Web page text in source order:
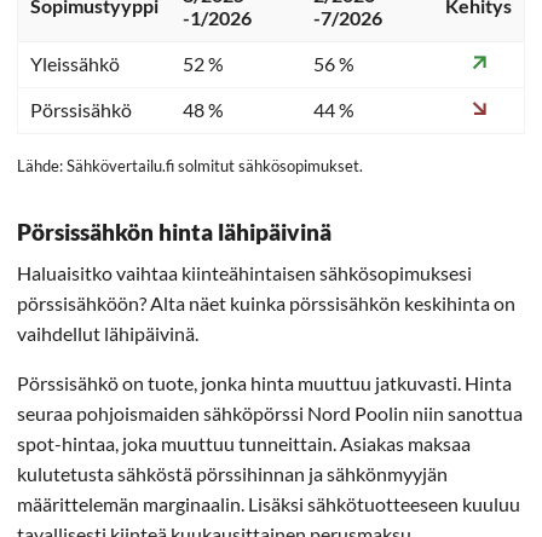
Sopimustyyppi
-1/2026
-7/2026
Kehitys
Yleissähkö 52 %
56 %
Pörssisähkö
48 % 44 %
Lähde: Sähkövertailu.fi solmitut sähkösopimukset.
Pörsissähkön hinta lähipäivinä
Haluaisitko vaihtaa kiinteähintaisen sähkösopimuksesi
pörssisähköön? Alta näet kuinka pörssisähkön keskihinta on
vaihdellut lähipäivinä.
Pörssisähkö on tuote, jonka hinta muuttuu jatkuvasti. Hinta
seuraa pohjoismaiden sähköpörssi Nord Poolin niin sanottua
spot-hintaa, joka muuttuu tunneittain. Asiakas maksaa
kulutetusta sähköstä pörssihinnan ja sähkönmyyjän
määrittelemän marginaalin. Lisäksi sähkötuotteeseen kuuluu